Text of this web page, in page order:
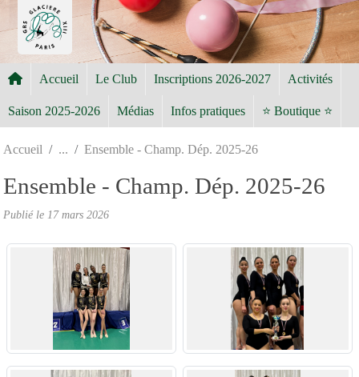
Accueil Le Club Inscriptions 2026-2027 Activités
Saison 2025-2026 Médias Infos pratiques ⭐ Boutique ⭐
Accueil Ensemble - Champ. Dép. 2025-26
Ensemble - Champ. Dép. 2025-26
Publié le 17 mars 2026
Panneau de gestion des cookies